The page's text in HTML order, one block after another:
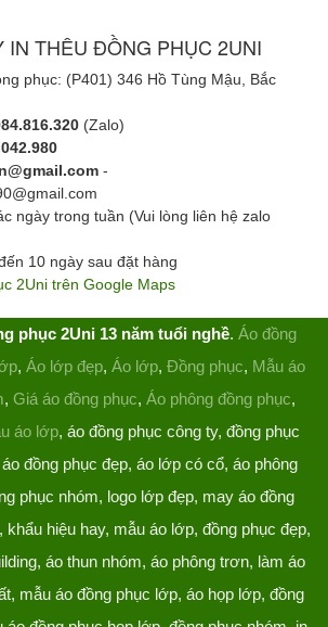
IN THÊU ĐỒNG PHỤC 2UNI
phục: (P401) 346 Hồ Tùng Mậu, Bắc
(Zalo)
-
ngày trong tuần (Vui lòng liên hệ zalo
10 ngày sau đặt hàng
2Uni trên Google Maps
phục 2Uni 13 năm tuổi nghề. Áo đồng
, Áo lớp đẹp, Áo lớp, Đồng phục, Mẫu áo
, Giá áo đồng phục, Áo phông đồng phục,
áo lớp, áo đồng phục công ty, đồng phục
đồng phục đẹp, áo lớp có cổ, áo phông
phục nhóm, logo lớp đẹp, may áo đồng
khẩu hiệu hay, mẫu áo lớp, đồng phục đẹp,
áo thun nhóm, áo phông trơn, làm áo
mẫu áo đồng phục lớp, áo họp lớp, đồng